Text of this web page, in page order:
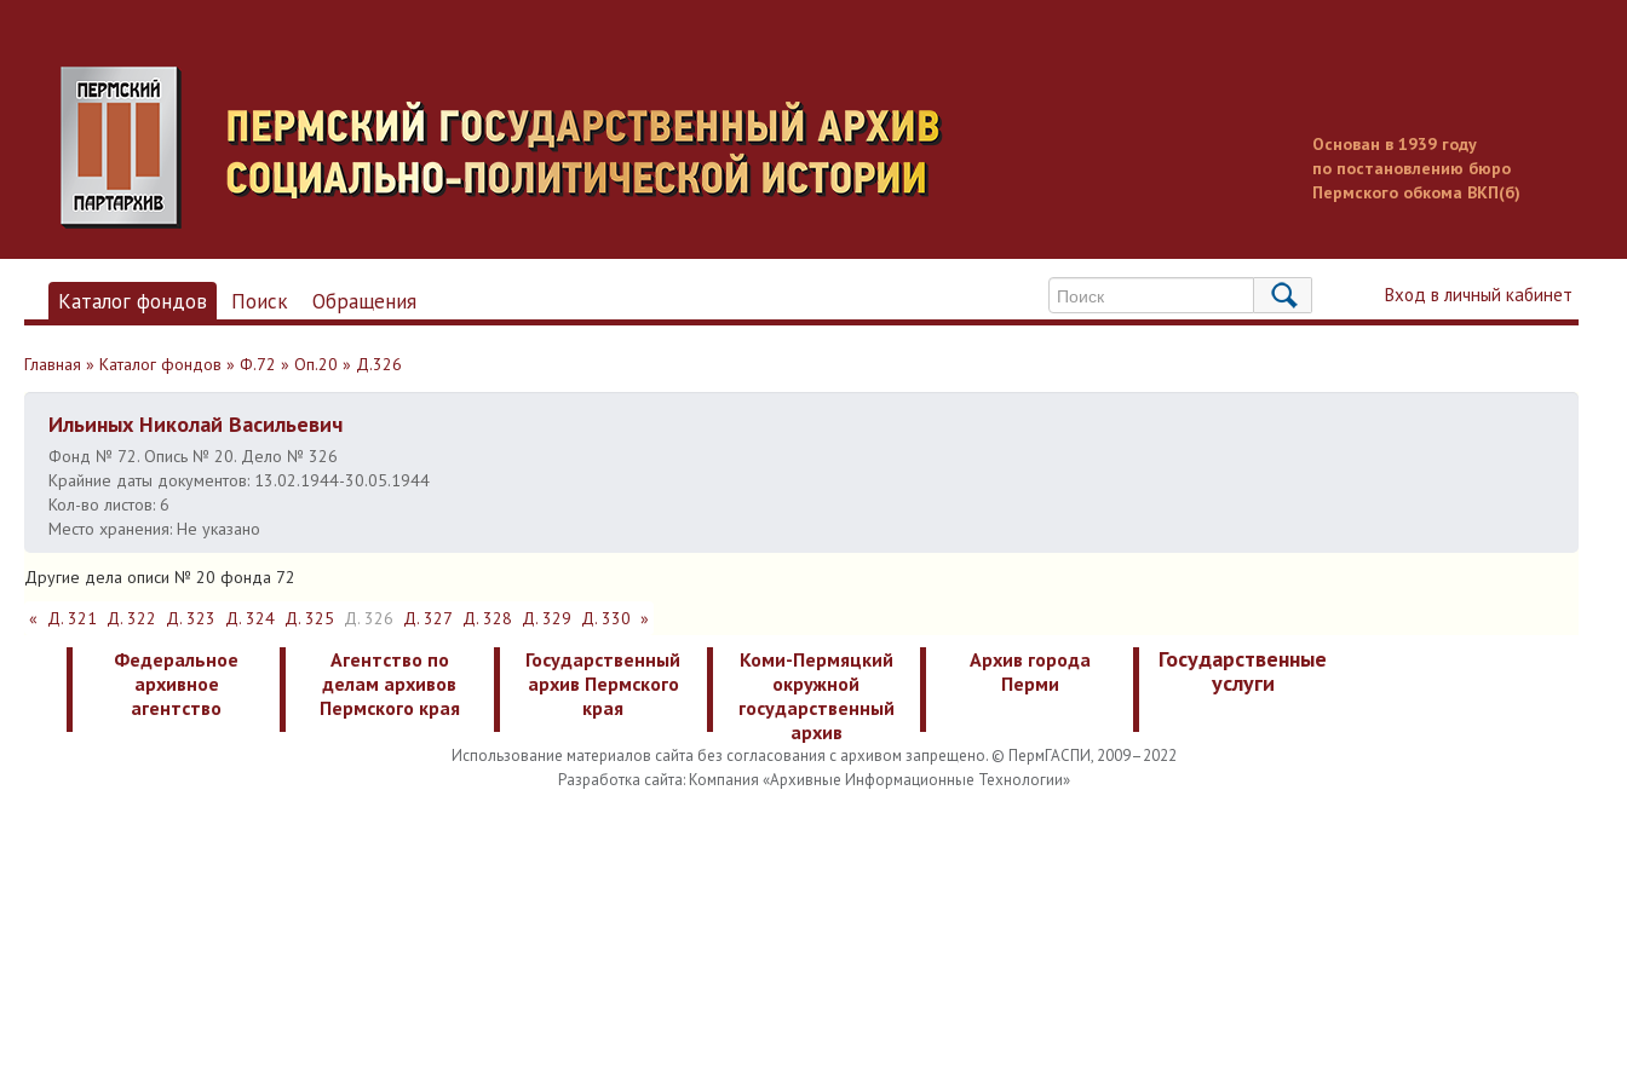
Основан в 1939 году
по постановлению бюро
Пермского обкома ВКП(б)
Вход в личный кабинет
Каталог фондов Поиск Обращения
Главная » Каталог фондов » Ф.72 » Оп.20 » Д.326
Ильиных Николай Васильевич
Фонд № 72. Опись № 20. Дело № 326
Крайние даты документов: 13.02.1944-30.05.1944
Кол-во листов: 6
Место хранения: Не указано
Другие дела описи № 20 фонда 72
« Д. 321 Д. 322 Д. 323 Д. 324 Д. 325 Д. 326 Д. 327 Д. 328 Д. 329 Д. 330 »
Федеральное
архивное
агентство
Агентство по
делам архивов
Пермского края
Государственный
архив Пермского
края
Коми-Пермяцкий
окружной
государственный
архив
Архив города
Перми
Государственные
услуги
Использование материалов сайта без согласования с архивом запрещено. © ПермГАСПИ, 2009–2022
Разработка сайта: Компания «Архивные Информационные Технологии»